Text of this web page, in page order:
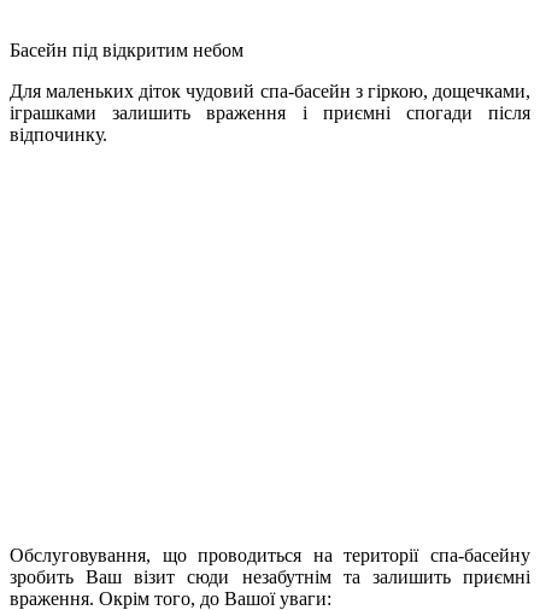
Басейн під відкритим небом
Для маленьких діток чудовий спа-басейн з гіркою, дощечками,
іграшками залишить враження і приємні спогади після
відпочинку.
Обслуговування, що проводиться на території спа-басейну
зробить Ваш візит сюди незабутнім та залишить приємні
враження. Окрім того, до Вашої уваги: